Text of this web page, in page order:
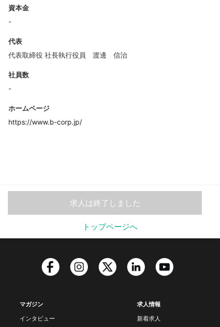
資本金
-
代表
代表取締役 社長執行役員 渡邊 信治
社員数
-
ホームページ
https://www.b-corp.jp/
求人は終了しました
トップページへ
マガジン
インタビュー
求人情報
新着求人